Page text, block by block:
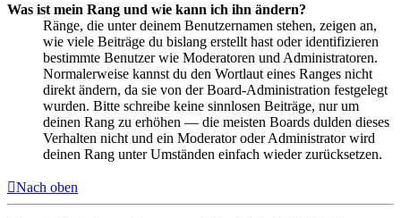
Was ist mein Rang und wie kann ich ihn ändern?
Ränge, die unter deinem Benutzernamen stehen, zeigen an,
wie viele Beiträge du bislang erstellt hast oder identifizieren
bestimmte Benutzer wie Moderatoren und Administratoren.
Normalerweise kannst du den Wortlaut eines Ranges nicht
direkt ändern, da sie von der Board-Administration festgelegt
wurden. Bitte schreibe keine sinnlosen Beiträge, nur um
deinen Rang zu erhöhen — die meisten Boards dulden dieses
Verhalten nicht und ein Moderator oder Administrator wird
deinen Rang unter Umständen einfach wieder zurücksetzen.
Nach oben